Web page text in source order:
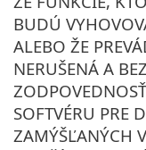
BUDÚ
ALEBO ŽE
NERUŠENÁ A
SOFTVÉRU PRE
ZAMÝŠĽANÝCH